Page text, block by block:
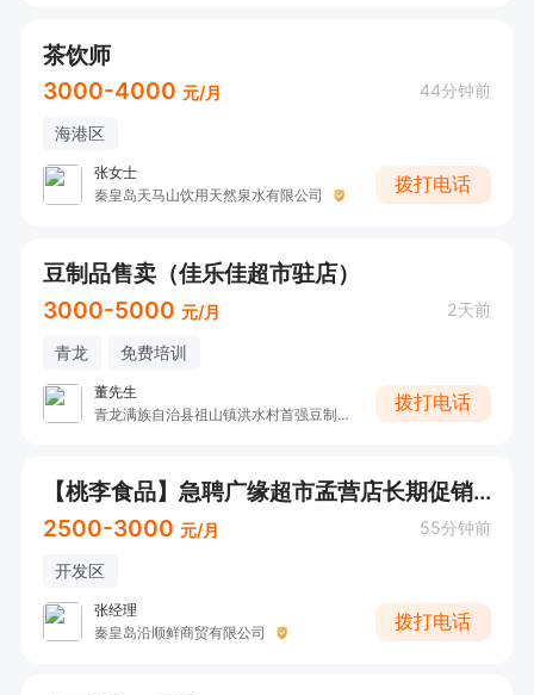
茶饮师
3000-4000 元/月 44分钟前
海港区
张女士
秦皇岛天马山饮用天然泉水有限公司
拨打电话
豆制品售卖（佳乐佳超市驻店）
3000-5000 元/月 2天前
青龙 免费培训
董先生
青龙满族自治县祖山镇洪水村首强豆制品加工厂
拨打电话
【桃李食品】急聘广缘超市孟营店长期促销员
2500-3000 元/月 55分钟前
开发区
张经理
秦皇岛沿顺鲜商贸有限公司
拨打电话